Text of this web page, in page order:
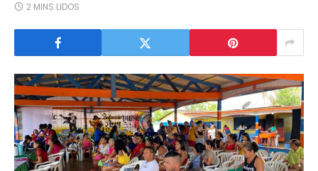
2 MINS LIDOS